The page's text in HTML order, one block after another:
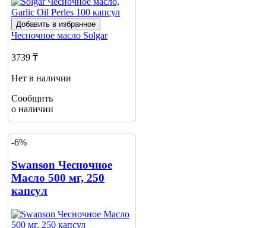
Добавить в избранное
Чесночное масло Solgar
3739 ₸
Нет в наличии
Сообщить
о наличии
-6%
Swanson Чесночное
Масло 500 мг, 250
капсул